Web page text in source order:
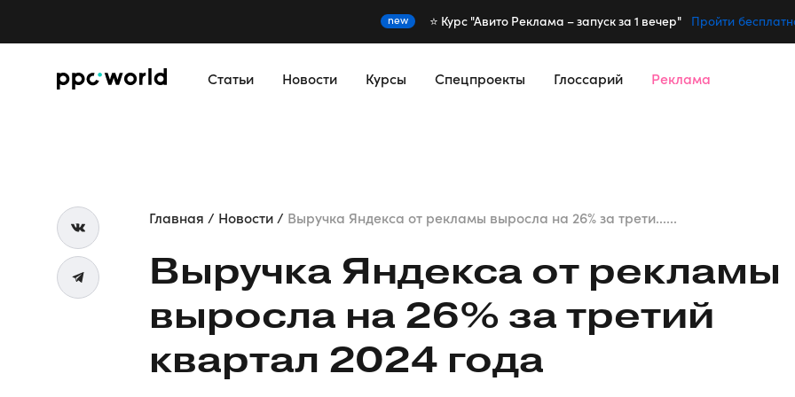
new ⭐️ Курс "Авито Реклама – запуск за 1 вечер" Пройти
Статьи Новости Курсы Спецпроекты Глоссарий Реклама
Главная Новости Выручка Яндекса от рекламы выросла на 26% за трети......
Выручка Яндекса от рекламы
выросла на 26% за третий
квартал 2024 года